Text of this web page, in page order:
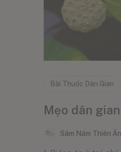
Bài Thuốc Dân Gian
Mẹo dân
Sâm Nấm Thiên Ân